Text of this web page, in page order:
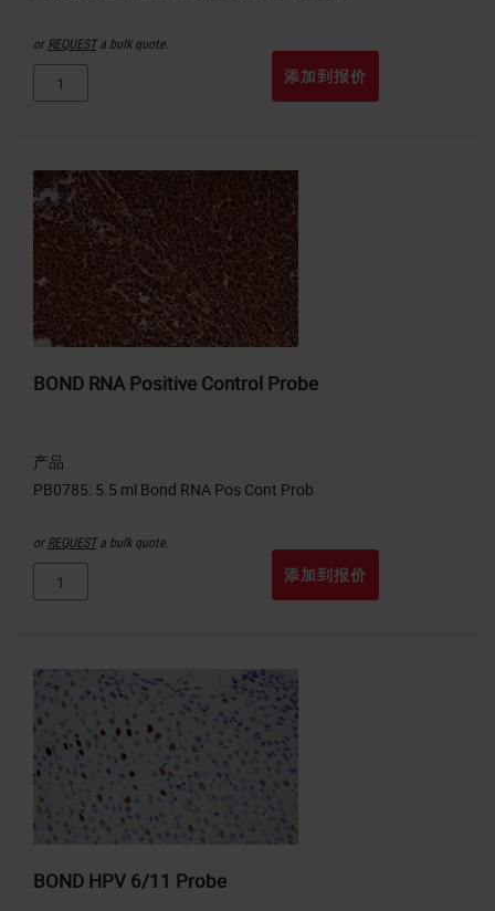
orREQUESTa bulk quote.
添加到报价
BOND RNA Positive Control Probe
产品
orREQUESTa bulk quote.
添加到报价
BOND HPV 6/11 Probe